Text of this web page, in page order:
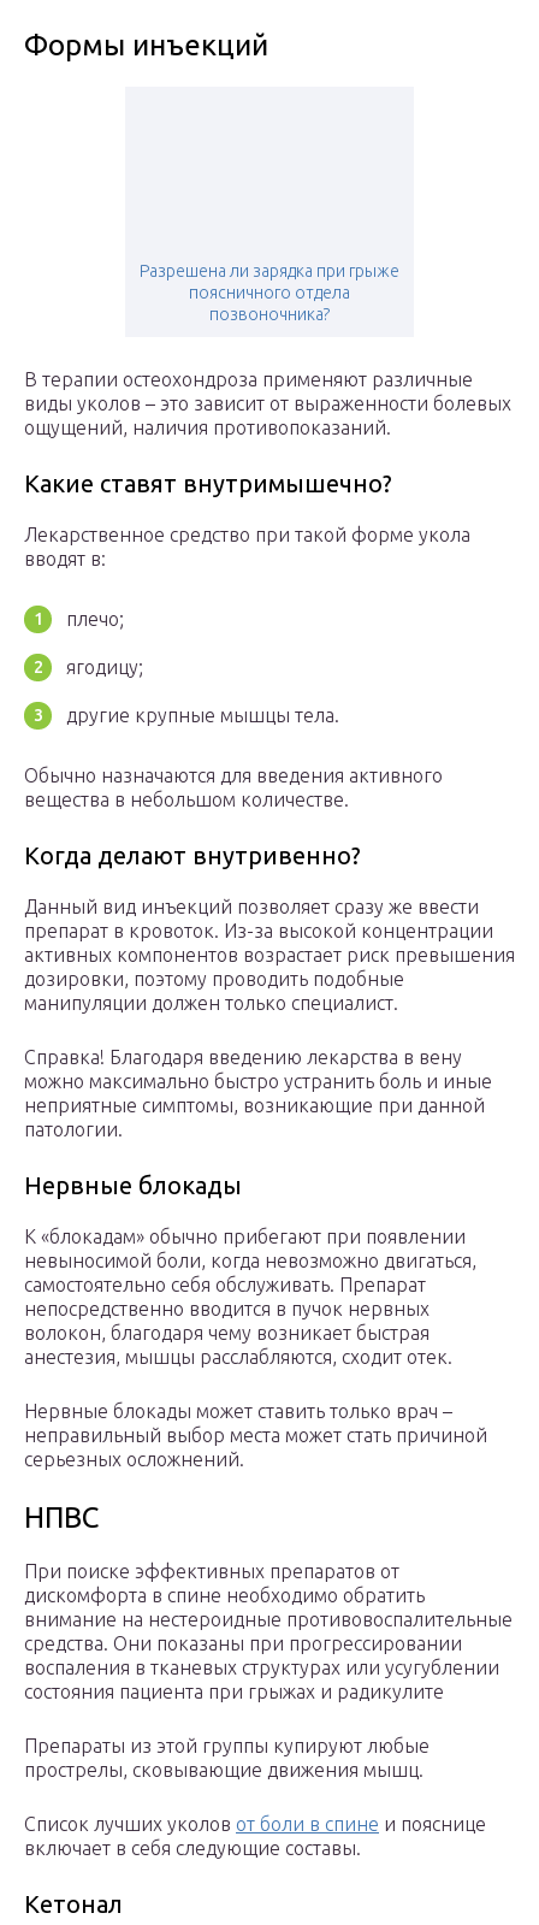
Формы инъекций
Разрешена ли зарядка при грыже
поясничного отдела
позвоночника?
В терапии остеохондроза применяют различные
виды уколов – это зависит от выраженности болевых
ощущений, наличия противопоказаний.
Какие ставят внутримышечно?
Лекарственное средство при такой форме укола
вводят в:
плечо;
ягодицу;
другие крупные мышцы тела.
Обычно назначаются для введения активного
вещества в небольшом количестве.
Когда делают внутривенно?
Данный вид инъекций позволяет сразу же ввести
препарат в кровоток. Из-за высокой концентрации
активных компонентов возрастает риск превышения
дозировки, поэтому проводить подобные
манипуляции должен только специалист.
Справка! Благодаря введению лекарства в вену
можно максимально быстро устранить боль и иные
неприятные симптомы, возникающие при данной
патологии.
Нервные блокады
К «блокадам» обычно прибегают при появлении
невыносимой боли, когда невозможно двигаться,
самостоятельно себя обслуживать. Препарат
непосредственно вводится в пучок нервных
волокон, благодаря чему возникает быстрая
анестезия, мышцы расслабляются, сходит отек.
Нервные блокады может ставить только врач –
неправильный выбор места может стать причиной
серьезных осложнений.
НПВС
При поиске эффективных препаратов от
дискомфорта в спине необходимо обратить
внимание на нестероидные противовоспалительные
средства. Они показаны при прогрессировании
воспаления в тканевых структурах или усугублении
состояния пациента при грыжах и радикулите
Препараты из этой группы купируют любые
прострелы, сковывающие движения мышц.
Список лучших уколов от боли в спине и пояснице
включает в себя следующие составы.
Кетонал